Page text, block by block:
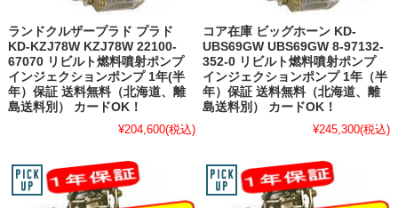
ランドクルザープラド プラド
KD-KZJ78W KZJ78W 22100-
67070 リビルト燃料噴射ポンプ
インジェクションポンプ 1年(半
年）保証 送料無料（北海道、離
島送料別） カードOK！
¥204,600(税込)
コア在庫 ビッグホーン KD-
UBS69GW UBS69GW 8-97132-
352-0 リビルト燃料噴射ポンプ
インジェクションポンプ 1年（半
年）保証 送料無料（北海道、離
島送料別） カードOK！
¥245,300(税込)